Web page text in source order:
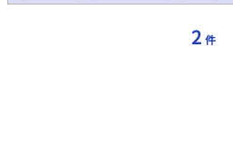
2 件